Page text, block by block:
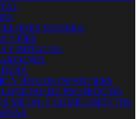
MADERA
Y PIES
Y BUTACAS
Y JUEGOS INFANTILES
DE PROTECCIÓN
METAL Y COMPLEMENTOS